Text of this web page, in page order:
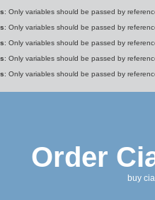
: Only variables should be passed by
: Only variables should be passed by
: Only variables should be passed by
: Only variables should be passed by
: Only variables should be passed by
Order
buy